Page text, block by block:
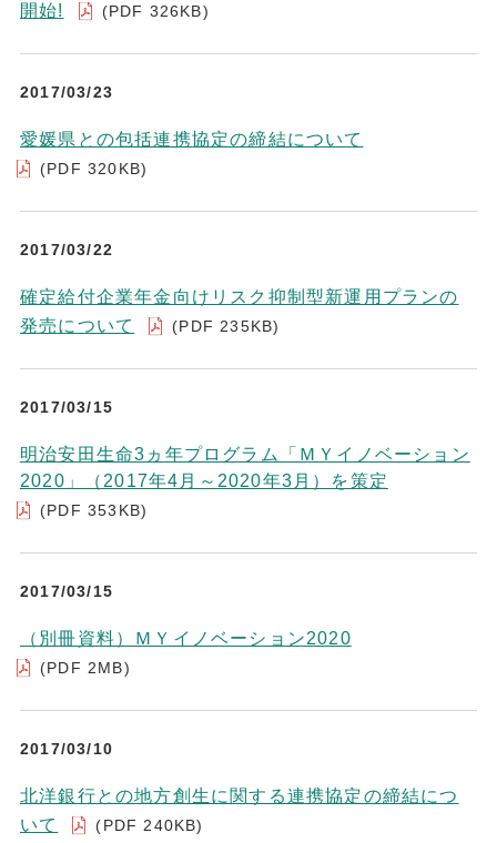
開始!
(PDF 326KB)
2017/03/23
愛媛県との包括連携協定の締結について
(PDF 320KB)
2017/03/22
確定給付企業年金向けリスク抑制型新運用プランの
発売について
(PDF 235KB)
2017/03/15
明治安田生命3ヵ年プログラム「ＭＹイノベーション
2020」（2017年4月～2020年3月）を策定
(PDF 353KB)
2017/03/15
（別冊資料）ＭＹイノベーション2020
(PDF 2MB)
2017/03/10
北洋銀行との地方創生に関する連携協定の締結につ
いて
(PDF 240KB)